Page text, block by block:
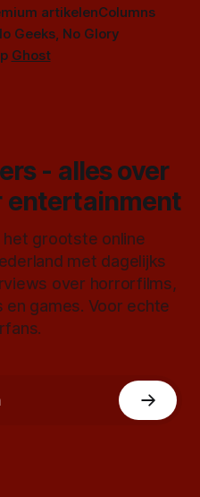
artikelenColumns
Geeks, No Glory
Ghost
- alles over
entertainment
grootste online
met dagelijks
over horrorfilms,
games. Voor echte